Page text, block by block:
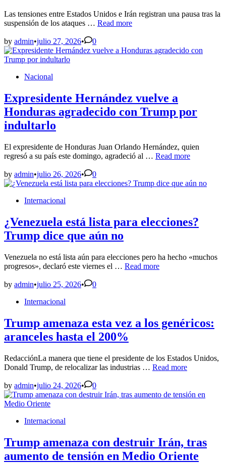
Las tensiones entre Estados Unidos e Irán registran una pausa tras la
suspensión de los ataques … Trump
puerta
tras
la
tregua
Read more
by admin•julio 27, 2026• 0
PostedNacional
Expresidente Hernández vuelve a
Honduras agradecido con Trump por
indultarlo
El expresidente de Honduras Juan Orlando Hernández, quien
regresó a su país este domingo, agradeció al … Expresidente
a
Trump
por
Read more
by admin•julio 26, 2026• 0
PostedInternacional
¿Venezuela está lista para elecciones?
Trump dice que aún no
Venezuela no está lista aún para elecciones pero ha hecho «muchos
progresos», declaró este viernes el … ¿Venezuela
dice
que
aún
Read more
by admin•julio 25, 2026•
0
PostedInternacional
Trump amenaza esta vez a los genéricos:
aranceles hasta el 200%
RedacciónLa manera que tiene el presidente de los Estados Unidos,
Donald Trump, de relocalizar las industrias … Trump
vez
hasta
el
200%
Read more
by admin•julio 24, 2026• 0
PostedInternacional
Trump amenaza con destruir Irán, tras
aumento de tensión en Medio Oriente